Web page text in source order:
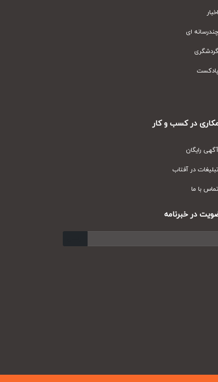
ای
در کسب و کار
رایگان
در آفتاب
با ما
در خبرنامه